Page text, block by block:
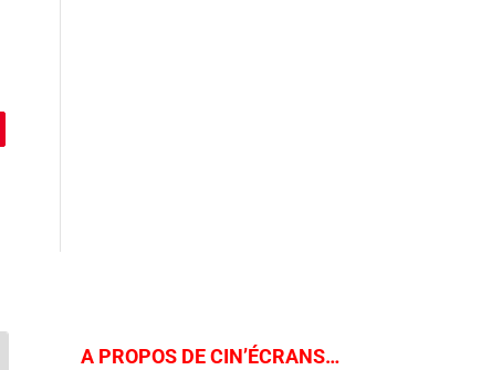
A PROPOS DE CIN’ÉCRANS…